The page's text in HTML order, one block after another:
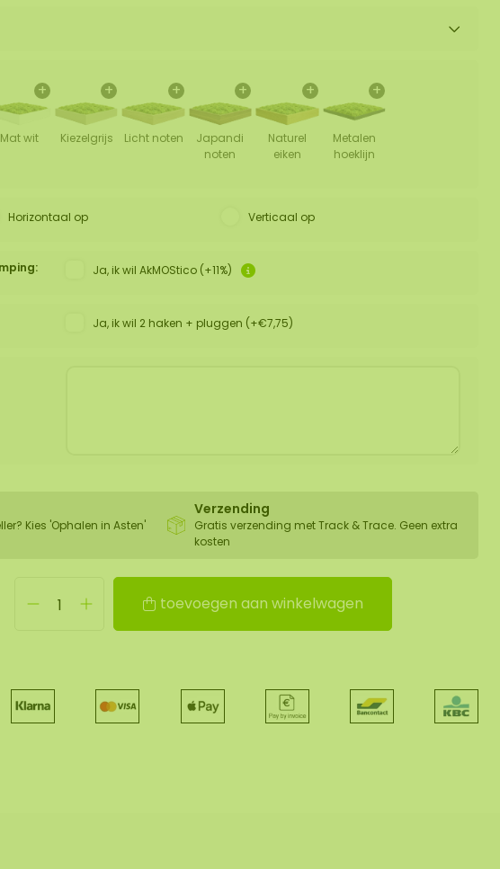
+
Mat wit
+
Kiezelgrijs
+
Licht noten
+
Japandi
noten
+
Naturel
eiken
+
Metalen
hoeklijn
Horizontaal op Verticaal op
Ja, ik wil AkMOStico (+11%)
Ja, ik wil 2 haken + pluggen (+€7,75)
Kies 'Ophalen in Asten'
Verzending
Gratis verzending met Track & Trace. Geen extra
kosten
toevoegen aan winkelwagen